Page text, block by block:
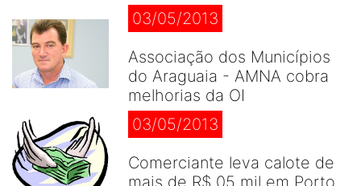
03/05/2013
Associação dos Municípios
do Araguaia - AMNA cobra
melhorias da OI
03/05/2013
Comerciante leva calote de
mais de R$ 05 mil em Porto